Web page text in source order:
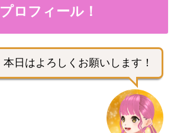
ロフィール！
日はよろしくお願いします！